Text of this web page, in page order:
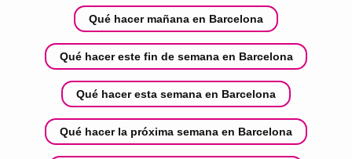
Qué hacer mañana en Barcelona
Qué hacer este fin de semana en Barcelona
Qué hacer esta semana en Barcelona
Qué hacer la próxima semana en Barcelona